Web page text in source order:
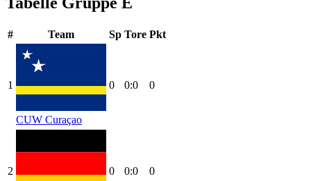
# Team Sp Tore Pkt
1
CUW Curaçao
0 0:0 0
2 0 0:0 0